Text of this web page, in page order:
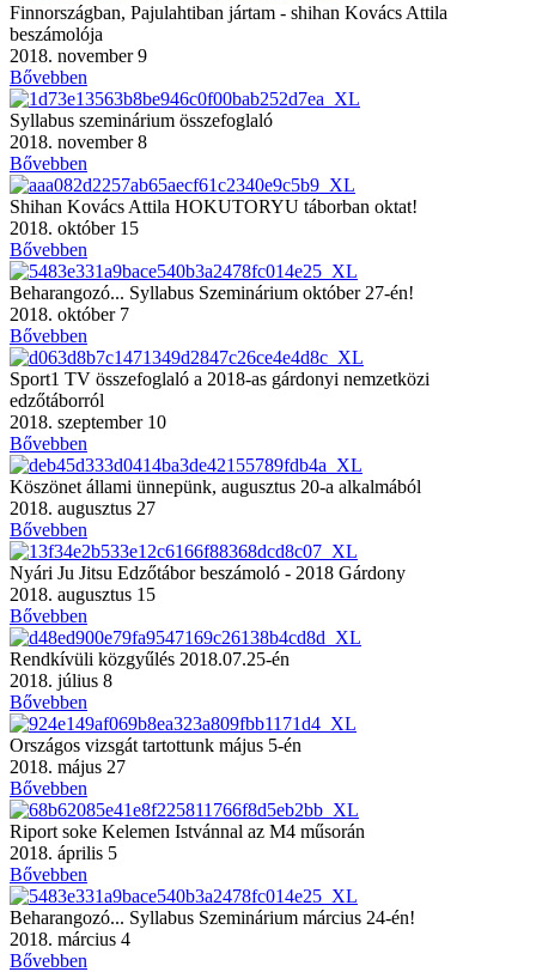
Finnországban, Pajulahtiban jártam - shihan Kovács Attila
beszámolója
2018. november 9
Bővebben
Syllabus szeminárium összefoglaló
2018. november 8
Bővebben
Shihan Kovács Attila HOKUTORYU táborban oktat!
2018. október 15
Bővebben
Beharangozó... Syllabus Szeminárium október 27-én!
2018. október 7
Bővebben
Sport1 TV összefoglaló a 2018-as gárdonyi nemzetközi
edzőtáborról
2018. szeptember 10
Bővebben
Köszönet állami ünnepünk, augusztus 20-a alkalmából
2018. augusztus 27
Bővebben
Nyári Ju Jitsu Edzőtábor beszámoló - 2018 Gárdony
2018. augusztus 15
Bővebben
Rendkívüli közgyűlés 2018.07.25-én
2018. július 8
Bővebben
Országos vizsgát tartottunk május 5-én
2018. május 27
Bővebben
Riport soke Kelemen Istvánnal az M4 műsorán
2018. április 5
Bővebben
Beharangozó... Syllabus Szeminárium március 24-én!
2018. március 4
Bővebben